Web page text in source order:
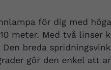
för dig med
meter. Med två linser
breda
gör den enkel att